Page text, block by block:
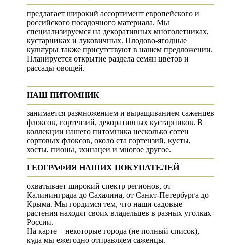
предлагает широкий ассортимент европейского и
российского посадочного материала. Мы
специализируемся на декоративных многолетниках,
кустарниках и луковичных. Плодово-ягодные
культуры также присутствуют в нашем предложении.
Планируется открытие раздела семян цветов и
рассады овощей.
НАШ ПИТОМНИК
занимается размножением и выращиванием саженцев
флоксов, гортензий, декоративных кустарников. В
коллекции нашего питомника несколько сотен
сортовых флоксов, около ста гортензий, кусты,
хосты, пионы, эхинацеи и многое другое.
ГЕОГРАФИЯ НАШИХ ПОКУПАТЕЛЕЙ
охватывает широкий спектр регионов, от
Калининграда до Сахалина, от Санкт-Петербурга до
Крыма. Мы гордимся тем, что наши садовые
растения находят своих владельцев в разных уголках
России.
На карте – некоторые города (не полный список),
куда мы ежегодно отправляем саженцы.